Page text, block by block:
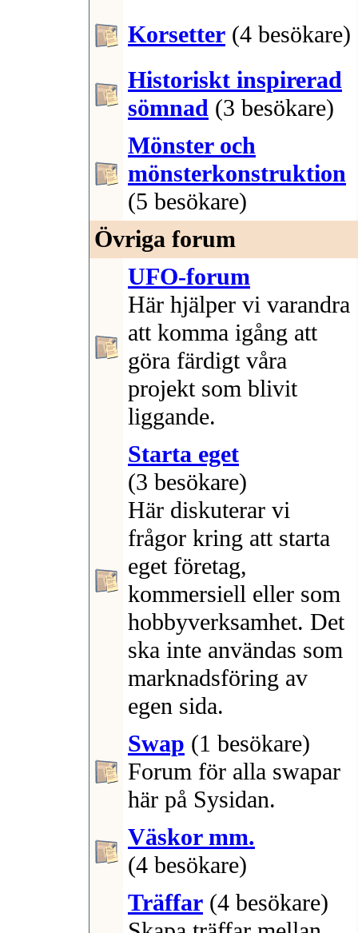
Korsetter (4 besökare)
Historiskt inspirerad
sömnad (3 besökare)
Mönster och
mönsterkonstruktion
(5 besökare)
Övriga forum
UFO-forum
Här hjälper vi varandra
att komma igång att
göra färdigt våra
projekt som blivit
liggande.
Starta eget
(3 besökare)
Här diskuterar vi
frågor kring att starta
eget företag,
kommersiell eller som
hobbyverksamhet. Det
ska inte användas som
marknadsföring av
egen sida.
Swap (1 besökare)
Forum för alla swapar
här på Sysidan.
Väskor mm.
(4 besökare)
Träffar (4 besökare)